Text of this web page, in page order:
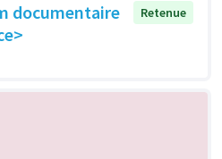
documentaire
Retenue